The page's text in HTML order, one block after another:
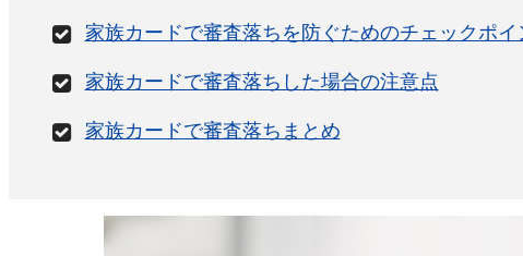
家族カードで審査落ちを防ぐためのチェックポイ
家族カードで審査落ちした場合の注意点
家族カードで審査落ちまとめ